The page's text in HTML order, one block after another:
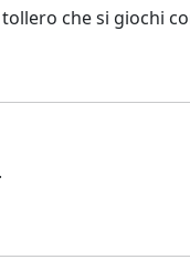
che si giochi